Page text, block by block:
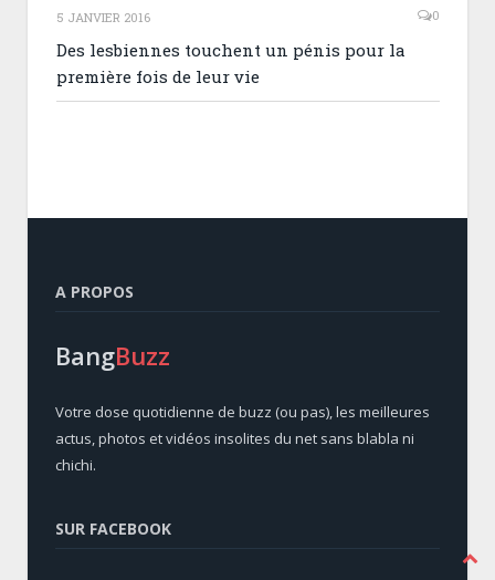
5 JANVIER 2016 0
Des lesbiennes touchent un pénis pour la
première fois de leur vie
A PROPOS
BangBuzz
Votre dose quotidienne de buzz (ou pas), les meilleures
actus, photos et vidéos insolites du net sans blabla ni
chichi.
SUR FACEBOOK